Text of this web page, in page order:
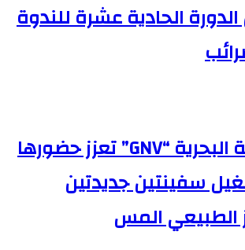
الحادية عشرة للندوة
شركة الملاحة البحرية “GNV” تعزز حضورها
سفينتين جديدتين
الطبيعي المس